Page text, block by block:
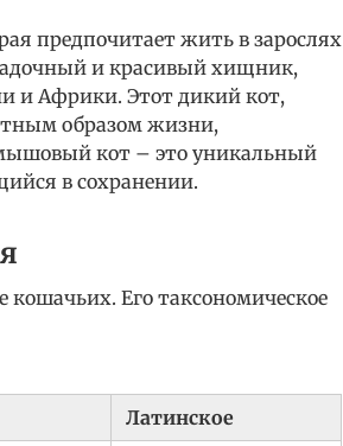
предпочитает жить в зарослях
и красивый хищник,
и Африки. Этот дикий кот,
образом жизни,
кот – это уникальный
в сохранении.
Его таксономическое
Латинское